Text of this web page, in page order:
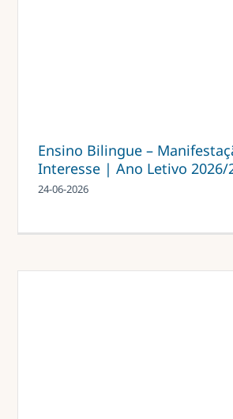
Ensino Bilingue –
Interesse | Ano Letivo 2026/
24-06-2026